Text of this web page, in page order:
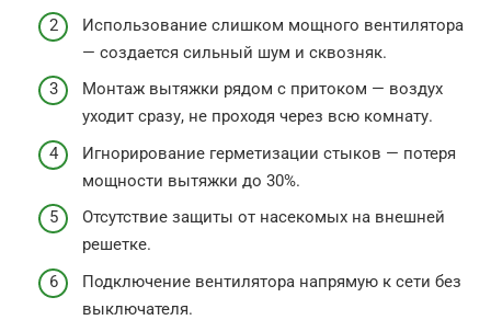
Использование слишком мощного вентилятора
— создается сильный шум и сквозняк.
Монтаж вытяжки рядом с притоком — воздух
уходит сразу, не проходя через всю комнату.
Игнорирование герметизации стыков — потеря
мощности вытяжки до 30%.
Отсутствие защиты от насекомых на внешней
решетке.
Подключение вентилятора напрямую к сети без
выключателя.